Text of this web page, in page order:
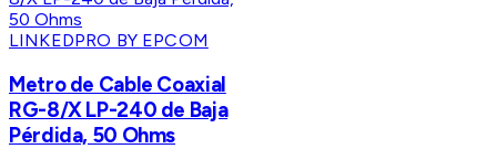
LINKEDPRO BY EPCOM
Metro de Cable Coaxial
RG-8/X LP-240 de Baja
Pérdida, 50 Ohms